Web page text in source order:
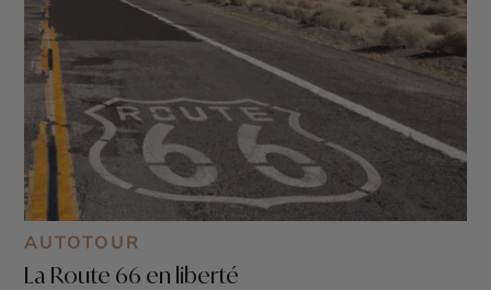
AUTOTOUR
La Route 66 en liberté